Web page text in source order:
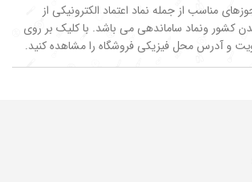
مناسب از جمله نماد اعتماد الکترونیکی از
کشور ونماد ساماندهی می باشد. با کلیک بر روی
و آدرس محل فیزیکی فروشگاه را مشاهده کنید.